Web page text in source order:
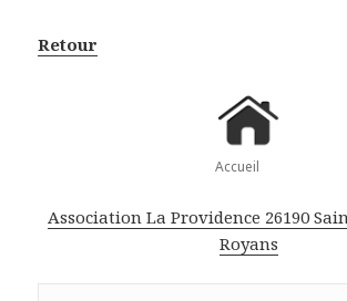
Retour
Accueil
Association La Providence 26190
Royans